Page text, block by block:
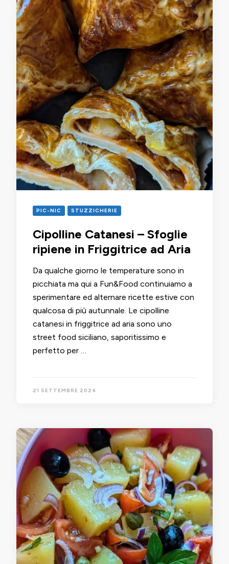
PIC-NIC STUZZICHERIE
Cipolline Catanesi – Sfoglie
ripiene in Friggitrice ad Aria
Da qualche giorno le temperature sono in
picchiata ma qui a Fun&Food continuiamo a
sperimentare ed alternare ricette estive con
qualcosa di più autunnale. Le cipolline
catanesi in friggitrice ad aria sono uno
street food siciliano, saporitissimo e
perfetto per …
21 SETTEMBRE 2024